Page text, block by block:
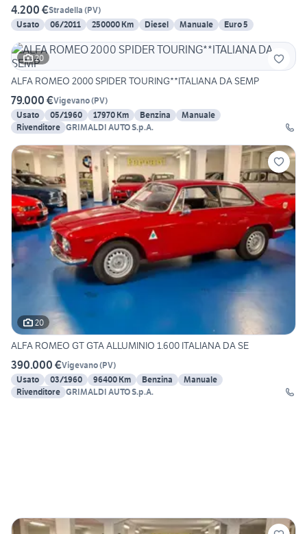
4.200 €Stradella (PV)
Usato
06/2011 250000 Km Diesel Manuale Euro 5
20
ALFA ROMEO 2000 SPIDER TOURING**ITALIANA DA SEMP
79.000 €Vigevano(PV)
Usato
05/1960 17970 Km Benzina
Manuale
Rivenditore GRIMALDI AUTO S.p.A.
20
ALFA ROMEO GT GTA ALLUMINIO 1.600 ITALIANA DA SE
390.000 €Vigevano(PV)
Usato
03/1960 96400 Km Benzina
Manuale
Rivenditore GRIMALDI AUTO S.p.A.